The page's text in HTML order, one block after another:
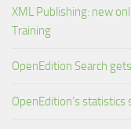
XML Publishing: new
Training
OpenEdition Search
OpenEdition’s statistics